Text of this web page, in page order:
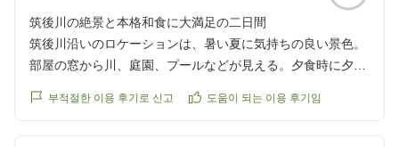
唯一残念だったのが、お部屋の浴室のお湯が、目一杯熱い方
に回しても出ないこと。朝シャワーを浴びようとして困りま
した。夏なのでまだよかったのですが。設定温度を変えるパ
ネルもないので、調整もできず。そこだけです。
筑後川の絶景と本格和食に大満足の二日間
筑後川沿いのロケーションは、暑い夏に気持ちの良い景色。
部屋の窓から川、庭園、プールなどが見える。夕食時に夕陽
食事も申し分なく、全て出汁のきいた本格派の和食。どれも
부적절한 이용 후기로 신고 도움이 되는 이용 후기임